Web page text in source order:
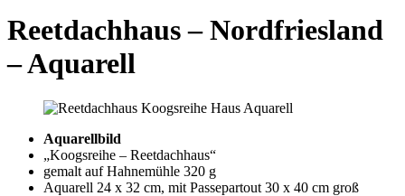
Reetdachhaus – Nordfriesland
– Aquarell
Aquarellbild
„Koogsreihe – Reetdachhaus“
gemalt auf Hahnemühle 320 g
Aquarell 24 x 32 cm, mit Passepartout 30 x 40 cm groß